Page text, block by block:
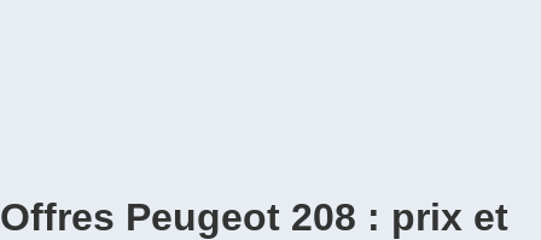
Offres Peugeot 208 : prix et